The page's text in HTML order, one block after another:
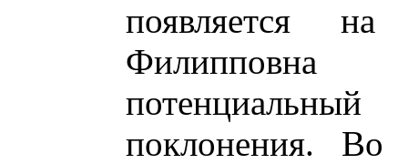
появляется на
поклонения. Во